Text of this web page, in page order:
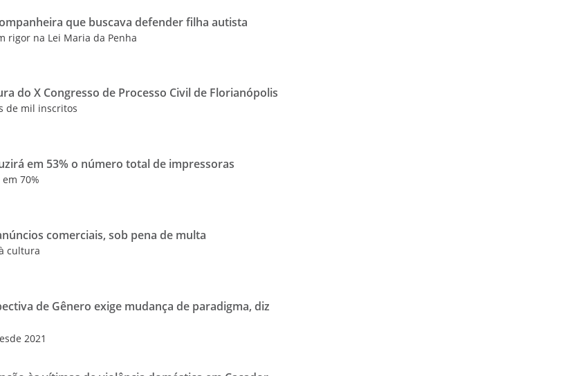
que buscava defender filha autista
rigor na Lei Maria da Penha
do X Congresso de Processo Civil de Florianópolis
de mil inscritos
em 53% o número total de impressoras
70%
comerciais, sob pena de multa
cultura
de Gênero exige mudança de paradigma, diz
2021